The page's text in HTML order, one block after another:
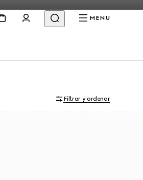
MENU
Filtrar y ordenar